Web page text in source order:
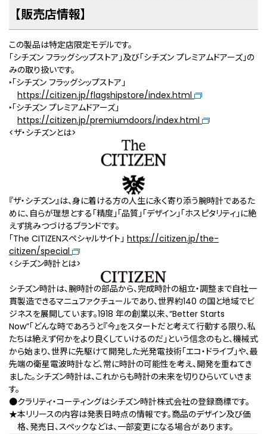
【販売店情報】
この製品は特定店限定モデルです。
「シチズン フラッグシップストア」及び「シチズン プレミアムドアーズ」の
みの取り扱いです。
‣「シチズン フラッグシップストア」
https://citizen.jp/flagshipstore/index.html
‣「シチズン プレミアムドアーズ」
https://citizen.jp/premiumdoors/index.html
<ザ・シチズンとは>
『ザ・シチズン』は、身に着ける方の人生に永く寄り添う腕時計であるた
めに、自らが理想とする「精度」「品質」「デザイン」「ホスピタリティ」に絶
えず挑みつづけるブランドです。
「The CITIZENスペシャルサイト」 https://citizen.jp/the-
citizen/special
<シチズン時計とは>
シチズン時計は、腕時計の部品から、完成時計の組立・調整まで自社一
貫製造できるマニュファクチュールであり、世界約140 の国と地域でビ
ジネスを展開しています。1918 年の創業以来、“Better Starts
Now”「どんな時であろうと『今』をスタートだと考えて行動する限り、私
たちは絶えず何かをより良くしていけるのだ」という信念のもと、機械式
から始まり、世界に先駆けて開発した光発電技術「エコ・ドライブ」や、最
先端の衛星電波時計など、常に時計の可能性を考え、開発を重ねてき
ました。シチズン時計は、これからも時計の未来を切りひらいていきま
す。
●クラリティ・コーティングはシチズン時計株式会社の登録商標です。
★本リリースの内容は発表日時点の情報です。商品のデザイン及び価
格、発売日、スペックなどは、一部変更になる場合があります。